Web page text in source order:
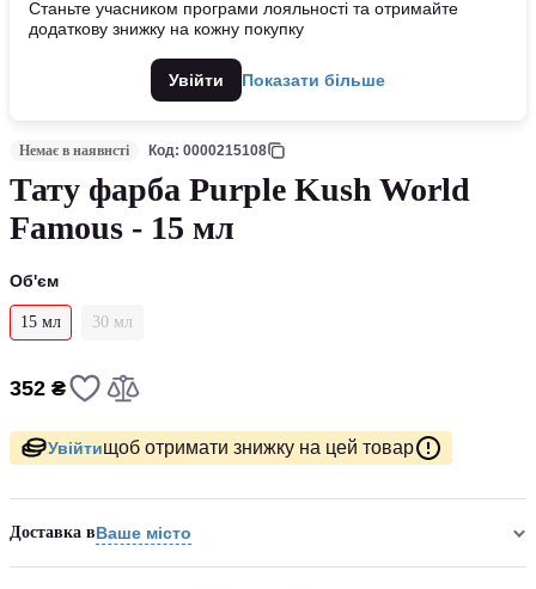
Станьте учасником програми лояльності та отримайте
додаткову знижку на кожну покупку
Увійти Показати більше
Немає в наявнсті Код: 0000215108
Тату фарба Purple Kush World
Famous - 15 мл
Об'єм
15 мл 30 мл
352 ₴
Увійтищоб отримати знижку на цей товар
Доставка вВаше місто